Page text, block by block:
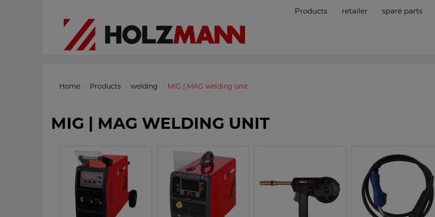
Products retailer spare parts
Home Products welding MIG | MAG welding unit
MIG | MAG WELDING UNIT